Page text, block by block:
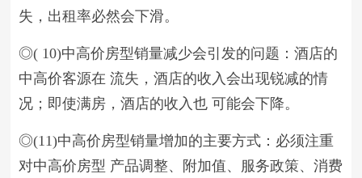
失，出租率必然会下滑。
◎( 10)中高价房型销量减少会引发的问题：酒店的
中高价客源在 流失，酒店的收入会出现锐减的情
况；即使满房，酒店的收入也 可能会下降。
◎(11)中高价房型销量增加的主要方式：必须注重
对中高价房型 产品调整、附加值、服务政策、消费